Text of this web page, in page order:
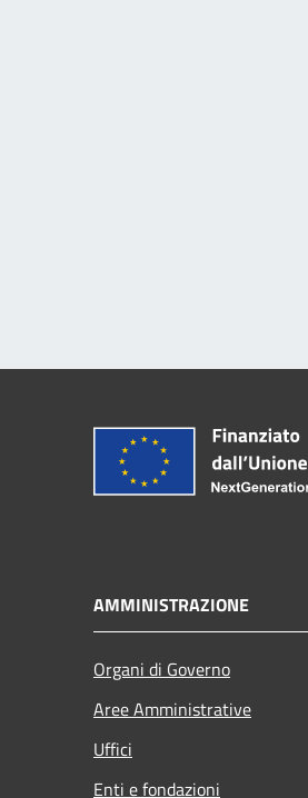
AMMINISTRAZIONE
Organi di Governo
Aree Amministrative
Uffici
Enti e fondazioni